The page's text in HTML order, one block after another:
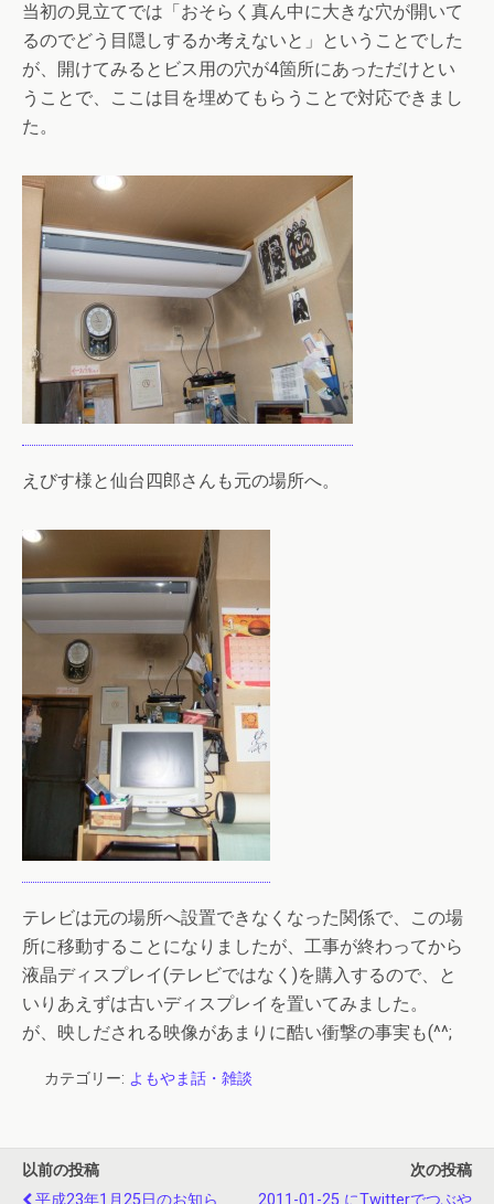
当初の見立てでは「おそらく真ん中に大きな穴が開いて
るのでどう目隠しするか考えないと」ということでした
が、開けてみるとビス用の穴が4箇所にあっただけとい
うことで、ここは目を埋めてもらうことで対応できまし
た。
えびす様と仙台四郎さんも元の場所へ。
テレビは元の場所へ設置できなくなった関係で、この場
所に移動することになりましたが、工事が終わってから
液晶ディスプレイ(テレビではなく)を購入するので、と
いりあえずは古いディスプレイを置いてみました。
が、映しだされる映像があまりに酷い衝撃の事実も(^^;
カテゴリー: よもやま話・雑談
以前の投稿
平成23年1月25日のお知ら
次の投稿
2011-01-25 にtwitterでつぶや